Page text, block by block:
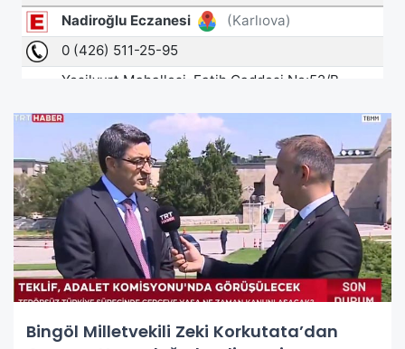
Bingöl Milletvekili Zeki Korkutata’dan